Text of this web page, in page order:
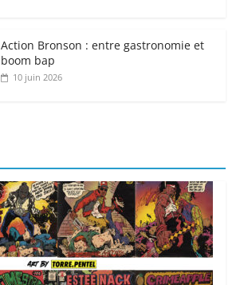
Action Bronson : entre gastronomie et
boom bap
10 juin 2026